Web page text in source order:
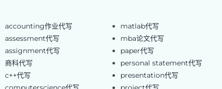
accounting作业代写
assessment代写
assignment代写
商科代写
c++代写
matlab代写
mba论文代写
paper代写
personal statement代写
presentation代写